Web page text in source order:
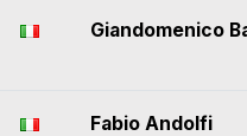
Giandomenico
Fabio Andolfi